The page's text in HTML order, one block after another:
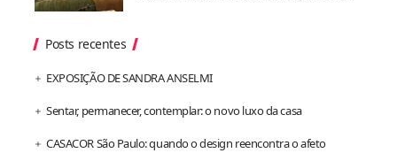
Posts recentes
EXPOSIÇÃO DE SANDRA ANSELMI
Sentar, permanecer, contemplar: o novo luxo da casa
CASACOR São Paulo: quando o design reencontra o afeto